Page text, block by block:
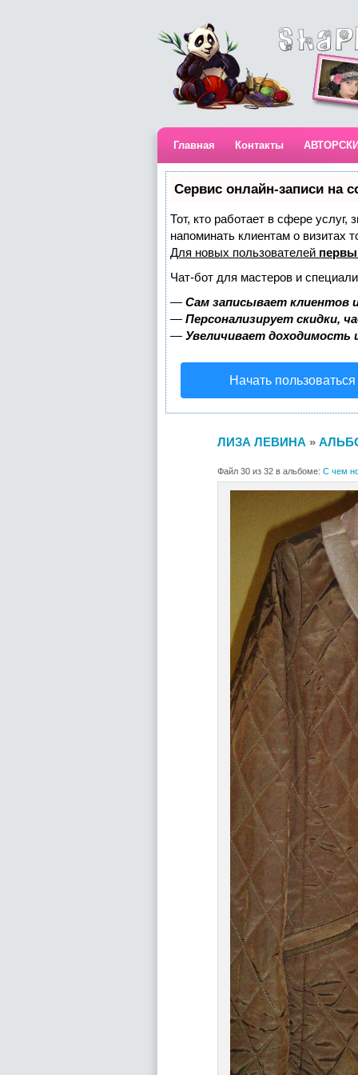
Главная Контакты
Сервис онлайн-записи на
Тот, кто работает в сфере
напоминать клиентам о
Для новых пользователей
Чат-бот для мастеров и
— Сам записывает клиентов
— Персонализирует скидки,
— Увеличивает
Начать
ЛИЗА ЛЕВИНА »
Файл 30 из 32 в альбоме: С чем